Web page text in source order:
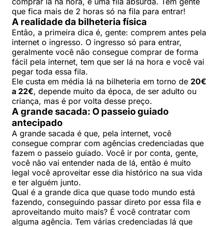
que fica mais de 2 horas só na fila para entrar!
A realidade da bilheteria física
Então, a primeira dica é, gente: comprem antes pela
internet o ingresso. O ingresso só para entrar,
geralmente você não consegue comprar de forma
fácil pela internet, tem que ser lá na hora e você vai
pegar toda essa fila.
Ele custa em média lá na bilheteria em torno de 20€
a 22€, depende muito da época, de ser adulto ou
criança, mas é por volta desse preço.
A grande sacada: O passeio guiado
antecipado
A grande sacada é que, pela internet, você
consegue comprar com agências credenciadas que
fazem o passeio guiado. Você ir por conta, gente,
você não vai entender nada de lá, então é muito
legal você aproveitar esse dia histórico na sua vida
e ter alguém junto.
Qual é a grande dica que quase todo mundo está
fazendo, conseguindo passar direto por essa fila e
aproveitando muito mais? É você contratar com
alguma agência. Tem várias credenciadas lá que